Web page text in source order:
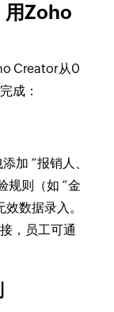
用Zoho
Creator从0
成：​
加 “报销人、
规则（如 “金
数据录入。
，员工可通